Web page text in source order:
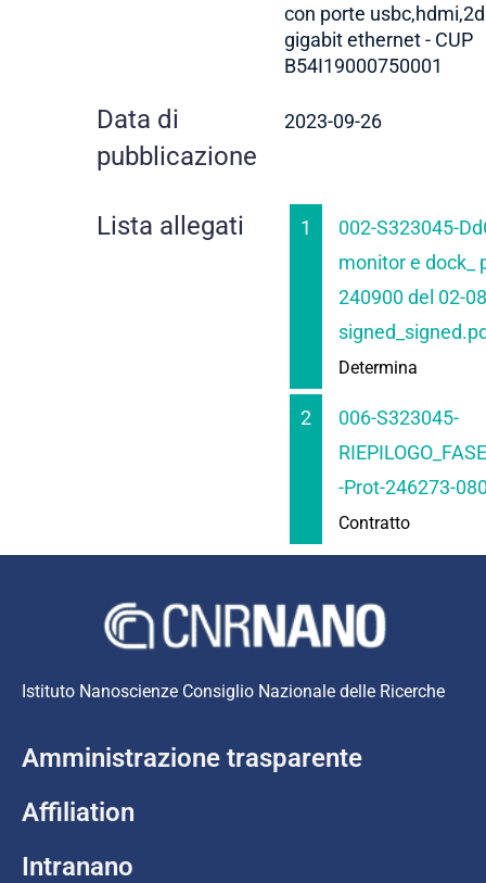
con porte
gigabit ethernet - CUP
B54I19000750001
Data di
pubblicazione
2023-09-26
Lista allegati 1
002-S323045-
monitor e dock_
240900 del 02-
Determina
2
006-S323045-
-Prot-246273-
Contratto
Istituto Nanoscienze Consiglio Nazionale delle Ricerche
Amministrazione trasparente
Affiliation
Intranano